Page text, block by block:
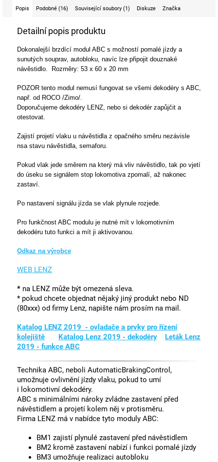
Popis Podobné (16) Související soubory (1) Diskuze Značka
Detailní popis produktu
Dokonalejší brzdící modul ABC s možností pomalé jízdy a
sunutých souprav, autobloku, navíc lze připojit douznaké
návěstidlo. Rozměry: 53 x 60 x 20 mm
POZOR tento modul nemusí fungovat se všemi dekodéry s ABC,
např. od ROCO /Zimo/.
Doporučujeme dekodéry LENZ, nebo si dekodér zapůjčit a
otestovat.
Zajistí projetí vlaku u návěstidla z opačného směru nezávisle
nsa stavu návěstidla, semaforu.
Pokud vlak jede směrem na který má vliv návěstidlo, tak po vjetí
do úseku se signálem stop lokomotiva zpomalí, až nakonec
zastaví.
Po nastavení signálu jízda se vlak plynule rozjede.
Pro funkčnost ABC modulu je nutné mít v lokomotivním
dekodéru tuto funkci a mít ji aktivovanou.
Odkaz na výrobce
WEB LENZ
* na LENZ může být omezená sleva.
* pokud chcete objednat nějaký jiný produkt nebo ND
(80xxx) od firmy Lenz, napište nám prosím na mail.
Katalog LENZ 2019 - ovladače a prvky pro řízení
kolejiště
Katalog Lenz 2019 - dekodéry
Leták Lenz
2019 - funkce ABC
Technika ABC, neboli AutomaticBrakingControl,
umožnuje ovlivnění jízdy vlaku, pokud to umí
i lokomotivní dekodéry.
ABC s minimálními nároky zvládne zastavení před
návěstidlem a projetí kolem něj v protisměru.
Firma LENZ má v nabídce tyto moduly ABC:
BM1 zajistí plynulé zastavení před návěstidlem
BM2 kromě zastavení nabízí i funkci pomalé jízdy
BM3 umožňuje realizaci autobloku